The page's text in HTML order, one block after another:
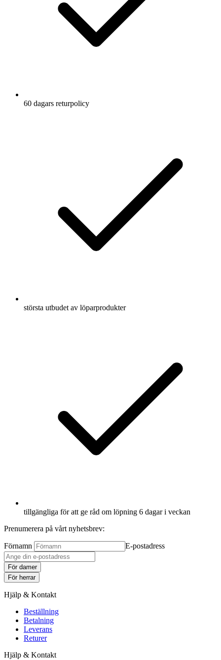
60 dagars returpolicy
största utbudet av löparprodukter
tillgängliga för att ge råd om löpning 6 dagar i veckan
Prenumerera på vårt nyhetsbrev:
Förnamn E-postadress
För damer
För herrar
Hjälp & Kontakt
Beställning
Betalning
Leverans
Returer
Hjälp & Kontakt